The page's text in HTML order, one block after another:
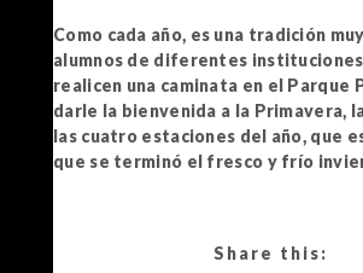
Como cada año, es una tradición
alumnos de diferentes
realicen una caminata en el Parque
darle la bienvenida a la Primavera,
las cuatro estaciones del año, que
que se terminó el fresco y frío
Share this: